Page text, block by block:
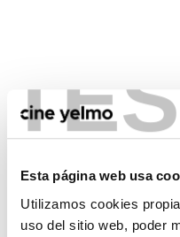
Esta página web usa
Utilizamos cookies
uso del sitio web, poder